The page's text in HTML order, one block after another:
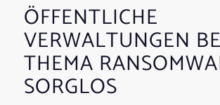
ÖFFENTLICHE
VERWALTUNGEN
THEMA
SORGLOS